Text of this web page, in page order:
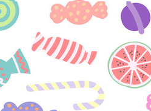
动页面，使用Email加入，鏈接X，參